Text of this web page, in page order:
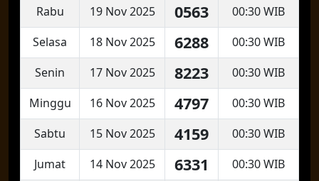
Rabu
19 Nov 2025 0563
00:30 WIB
Selasa
18 Nov 2025 6288
00:30 WIB
Senin
17 Nov 2025 8223
00:30 WIB
Minggu
16 Nov 2025 4797
00:30 WIB
Sabtu
15 Nov 2025 4159
00:30 WIB
Jumat
14 Nov 2025 6331
00:30 WIB